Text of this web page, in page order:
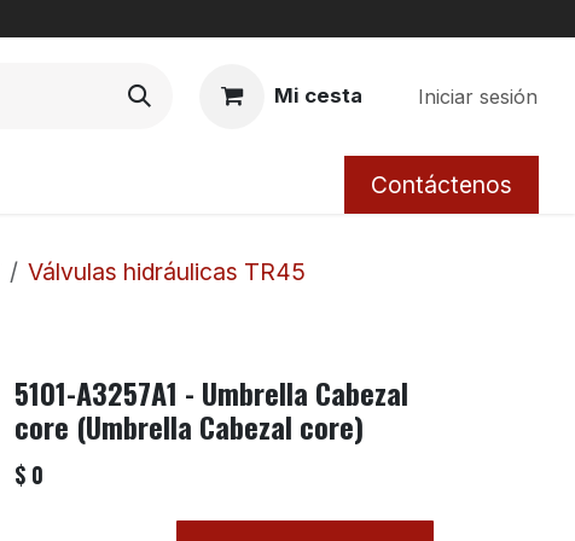
Mi cesta Iniciar sesión
Contáctenos
Válvulas hidráulicas TR45
5101-A3257A1 - Umbrella Cabezal
core (Umbrella Cabezal core)
$ 0